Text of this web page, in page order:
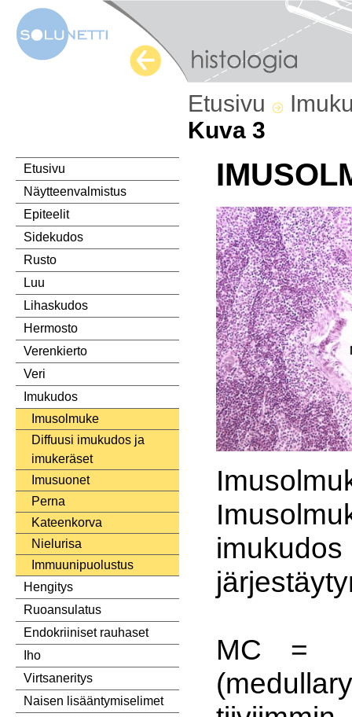
Etusivu
Kuva 3
Etusivu
Näytteenvalmistus
Epiteelit
Sidekudos
Rusto
Luu
Lihaskudos
Hermosto
Verenkierto
Veri
Imukudos
Imusolmuke
Diffuusi imukudos ja
imukeräset
Imusuonet
Perna
Kateenkorva
Nielurisa
Immuunipuolustus
Hengitys
Ruoansulatus
Endokriiniset rauhaset
Iho
Virtsaneritys
Naisen lisääntymiselimet
MC =